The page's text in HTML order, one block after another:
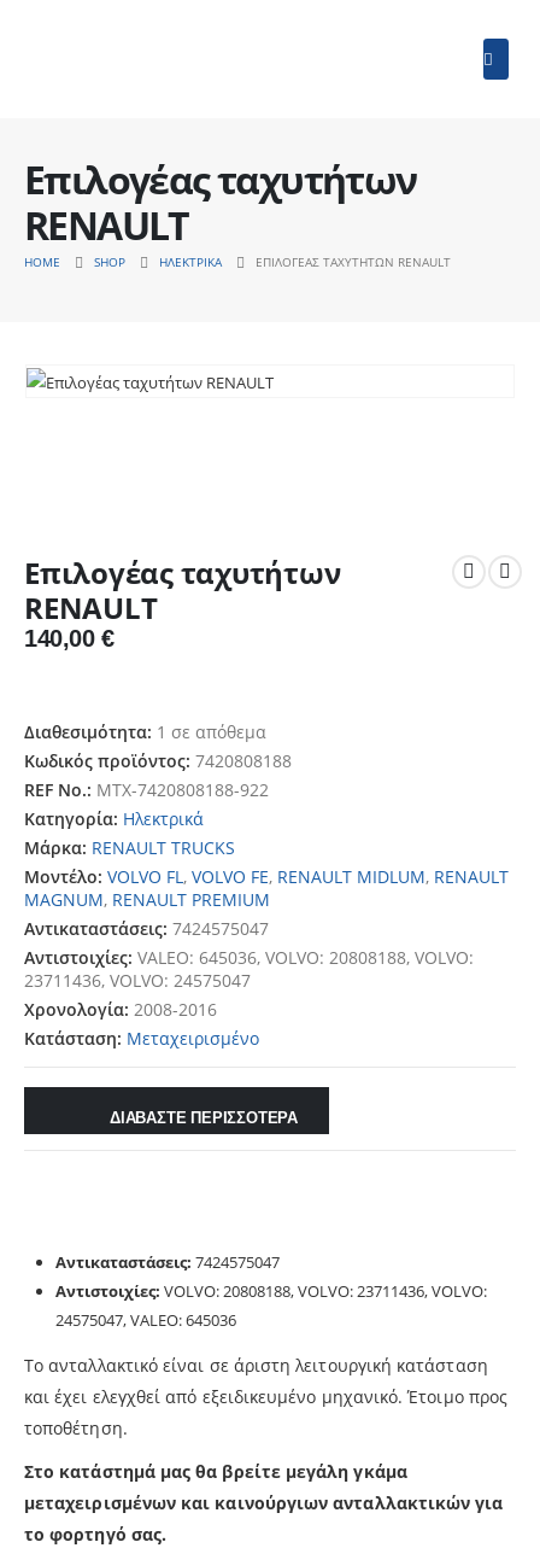
Επιλογέας ταχυτήτων
RENAULT
HOME SHOP ΗΛΕΚΤΡΙΚΆ ΕΠΙΛΟΓΈΑΣ ΤΑΧΥΤΉΤΩΝ RENAULT
Επιλογέας ταχυτήτων
RENAULT
140,00€
Διαθεσιμότητα: 1 σε απόθεμα
Κωδικός προϊόντος: 7420808188
REF No.: ΜΤΧ-7420808188-922
Κατηγορία: Ηλεκτρικά
Μάρκα: RENAULT TRUCKS
Μοντέλο: VOLVO FL, VOLVO FE, RENAULT MIDLUM, RENAULT
MAGNUM, RENAULT PREMIUM
Αντικαταστάσεις: 7424575047
Αντιστοιχίες: VALEO: 645036, VOLVO: 20808188, VOLVO:
23711436, VOLVO: 24575047
Χρονολογία: 2008-2016
Κατάσταση: Μεταχειρισμένο
ΔΙΑΒΑΣΤΕ ΠΕΡΙΣΣΟΤΕΡΑ
Αντικαταστάσεις: 7424575047
Αντιστοιχίες: VOLVO: 20808188, VOLVO: 23711436, VOLVO:
24575047, VALEO: 645036
Το ανταλλακτικό είναι σε άριστη λειτουργική κατάσταση
και έχει ελεγχθεί από εξειδικευμένο μηχανικό. Έτοιμο προς
τοποθέτηση.
Στο κατάστημά μας θα βρείτε μεγάλη γκάμα
μεταχειρισμένων και καινούργιων ανταλλακτικών για
το φορτηγό σας.